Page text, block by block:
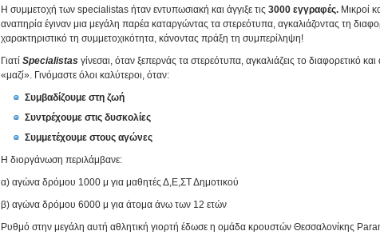
Η συμμετοχή των specialistas ήταν εντυπωσιακή και άγγιξε τις 3000 εγγραφές. Μικροί
αναπηρία έγιναν μια μεγάλη παρέα καταργώντας τα στερεότυπα, αγκαλιάζοντας τη
χαρακτηριστικό τη συμμετοχικότητα, κάνοντας πράξη τη συμπερίληψη!
Γιατί Specialistas γίνεσαι, όταν ξεπερνάς τα στερεότυπα, αγκαλιάζεις το διαφορετικό
«μαζί». Γινόμαστε όλοι καλύτεροι, όταν:
Συμβαδίζουμε στη ζωή
Συντρέχουμε στις δυσκολίες
Συμμετέχουμε στους αγώνες
Η διοργάνωση περιλάμβανε:
α) αγώνα δρόμου 1000 μ για μαθητές Δ,Ε,ΣΤ Δημοτικού
β) αγώνα δρόμου 6000 μ για άτομα άνω των 12 ετών
Ρυθμό στην μεγάλη αυτή αθλητική γιορτή έδωσε η ομάδα κρουστών Θεσσαλονίκης